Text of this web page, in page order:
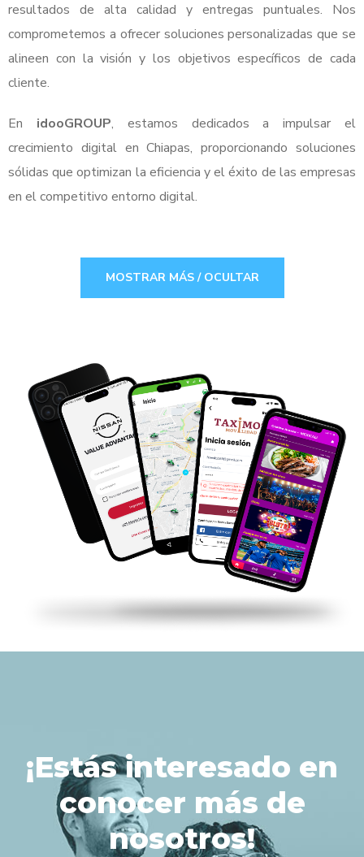
resultados de alta calidad y entregas puntuales. Nos
comprometemos a ofrecer soluciones personalizadas que se
alineen con la visión y los objetivos específicos de cada
cliente.
En idooGROUP, estamos dedicados a impulsar el
crecimiento digital en Chiapas, proporcionando soluciones
sólidas que optimizan la eficiencia y el éxito de las empresas
en el competitivo entorno digital.
MOSTRAR MÁS / OCULTAR
¡Estás interesado en
conocer más de
nosotros!